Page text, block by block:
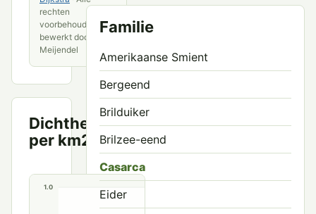
rechten
voorbehouden ·
bewerkt door VWG
Meijendel
Dichtheid
per km2
Territoria
per km²
1.0
Familie
Amerikaanse Smient
Bergeend
Brilduiker
Brilzee-eend
Casarca
Eider